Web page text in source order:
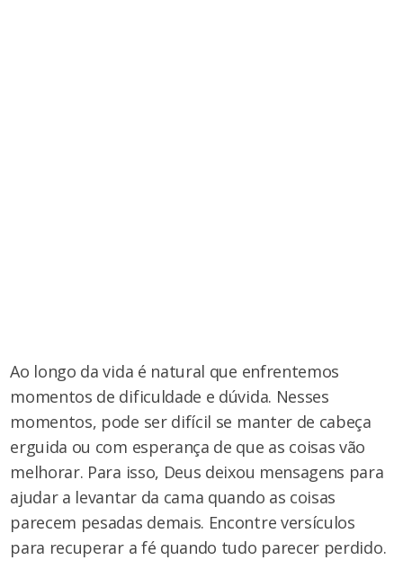
Ao longo da vida é natural que enfrentemos
momentos de dificuldade e dúvida. Nesses
momentos, pode ser difícil se manter de cabeça
erguida ou com esperança de que as coisas vão
melhorar. Para isso, Deus deixou mensagens para
ajudar a levantar da cama quando as coisas
parecem pesadas demais. Encontre versículos
para recuperar a fé quando tudo parecer perdido.